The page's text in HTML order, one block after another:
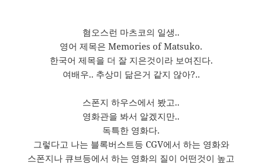
혐오스런 마츠코의 일생..
영어 제목은 Memories of Matsuko.
한국어 제목을 더 잘 지은것이라 보여진다.
여배우.. 추상미 닮은거 같지 않아?..
스폰지 하우스에서 봤고..
영화관을 봐서 알겠지만..
독특한 영화다.
그렇다고 나는 블록버스트등 CGV에서 하는 영화와
스폰지나 큐브등에서 하는 영화의 질이 어떤것이 높고